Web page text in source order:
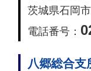
茨城県石岡
電話番号：
八郷総合支